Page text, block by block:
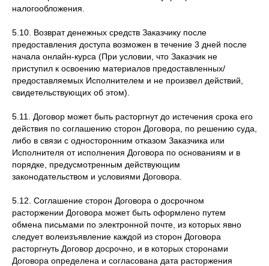
налогообложения.
5.10. Возврат денежных средств Заказчику после
предоставления доступа возможен в течение 3 дней после
начала онлайн-курса (При условии, что Заказчик не
приступил к освоению материалов предоставленных/
предоставляемых Исполнителем и не произвел действий,
свидетельствующих об этом).
5.11. Договор может быть расторгнут до истечения срока его
действия по соглашению сторон Договора, по решению суда,
либо в связи с односторонним отказом Заказчика или
Исполнителя от исполнения Договора по основаниям и в
порядке, предусмотренным действующим
законодательством и условиями Договора.
5.12. Соглашение сторон Договора о досрочном
расторжении Договора может быть оформлено путем
обмена письмами по электронной почте, из которых явно
следует волеизъявление каждой из сторон Договора
расторгнуть Договор досрочно, и в которых сторонами
Договора определена и согласована дата расторжения